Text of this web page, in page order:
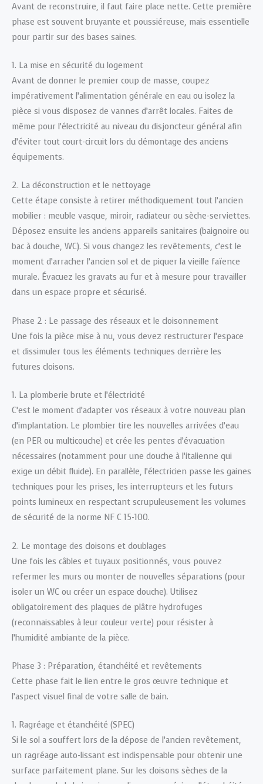
Avant de reconstruire, il faut faire place nette. Cette première
phase est souvent bruyante et poussiéreuse, mais essentielle
pour partir sur des bases saines.
1. La mise en sécurité du logement
Avant de donner le premier coup de masse, coupez
impérativement l’alimentation générale en eau ou isolez la
pièce si vous disposez de vannes d’arrêt locales. Faites de
même pour l’électricité au niveau du disjoncteur général afin
d’éviter tout court-circuit lors du démontage des anciens
équipements.
2. La déconstruction et le nettoyage
Cette étape consiste à retirer méthodiquement tout l’ancien
mobilier : meuble vasque, miroir, radiateur ou sèche-serviettes.
Déposez ensuite les anciens appareils sanitaires (baignoire ou
bac à douche, WC). Si vous changez les revêtements, c’est le
moment d’arracher l’ancien sol et de piquer la vieille faïence
murale. Évacuez les gravats au fur et à mesure pour travailler
dans un espace propre et sécurisé.
Phase 2 : Le passage des réseaux et le cloisonnement
Une fois la pièce mise à nu, vous devez restructurer l’espace
et dissimuler tous les éléments techniques derrière les
futures cloisons.
1. La plomberie brute et l’électricité
C’est le moment d’adapter vos réseaux à votre nouveau plan
d’implantation. Le plombier tire les nouvelles arrivées d’eau
(en PER ou multicouche) et crée les pentes d’évacuation
nécessaires (notamment pour une douche à l’italienne qui
exige un débit fluide). En parallèle, l’électricien passe les gaines
techniques pour les prises, les interrupteurs et les futurs
points lumineux en respectant scrupuleusement les volumes
de sécurité de la norme NF C 15-100.
2. Le montage des cloisons et doublages
Une fois les câbles et tuyaux positionnés, vous pouvez
refermer les murs ou monter de nouvelles séparations (pour
isoler un WC ou créer un espace douche). Utilisez
obligatoirement des plaques de plâtre hydrofuges
(reconnaissables à leur couleur verte) pour résister à
l’humidité ambiante de la pièce.
Phase 3 : Préparation, étanchéité et revêtements
Cette phase fait le lien entre le gros œuvre technique et
l’aspect visuel final de votre salle de bain.
1. Ragréage et étanchéité (SPEC)
Si le sol a souffert lors de la dépose de l’ancien revêtement,
un ragréage auto-lissant est indispensable pour obtenir une
surface parfaitement plane. Sur les cloisons sèches de la